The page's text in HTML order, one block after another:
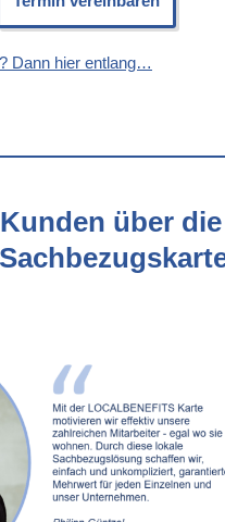
Dann hier entlang…
über die